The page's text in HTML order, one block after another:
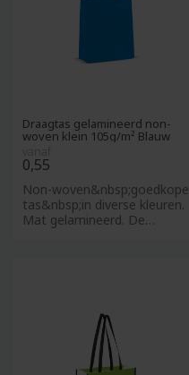
Draagtas gelamineerd non-
woven klein 105g/m² Blauw
0,55
Non-woven&nbsp;goedkope
tas&nbsp;in diverse kleuren.
Mat gelamineerd. De